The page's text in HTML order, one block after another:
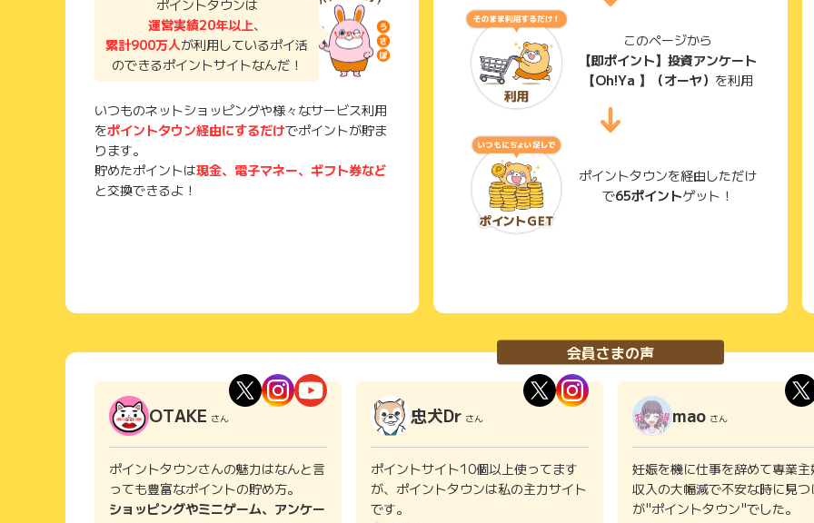
ポイントタウンは
運営実績20年以上、
累計900万人が利用しているポイ活
のできるポイントサイトなんだ！
いつものネットショッピングや様々なサービス利用
をポイントタウン経由にするだけでポイントが貯ま
ります。
貯めたポイントは現金、電子マネー、ギフト券など
と交換できるよ！
このページから
【即ポイント】投資アンケート
【Oh!Ya 】（オーヤ） を利用
ポイントタウンを経由しただけ
で65ポイントゲット！
会員さまの声
OTAKE さん
ポイントタウンさんの魅力はなんと言
っても豊富なポイントの貯め方。
ショッピングやミニゲーム、アンケー
忠犬Dr さん
ポイントサイト10個以上使ってます
が、ポイントタウンは私の主力サイト
です。
mao さん
妊娠を機に仕事を辞めて専業
収入の大幅減で不安な時に見
が"ポイントタウン"でした。